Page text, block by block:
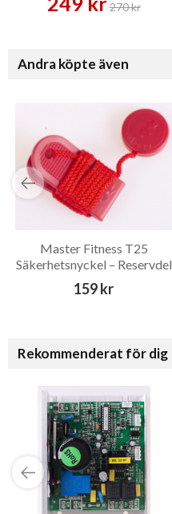
270 kr
Andra köpte även
Master Fitness T25
Säkerhetsnyckel – Reservdel
159 kr
Rekommenderat för dig